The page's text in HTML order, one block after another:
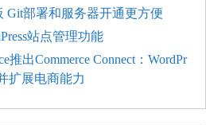
Git部署和服务器开通更方便
站点管理功能
推出Commerce Connect：WordPr
扩展电商能力